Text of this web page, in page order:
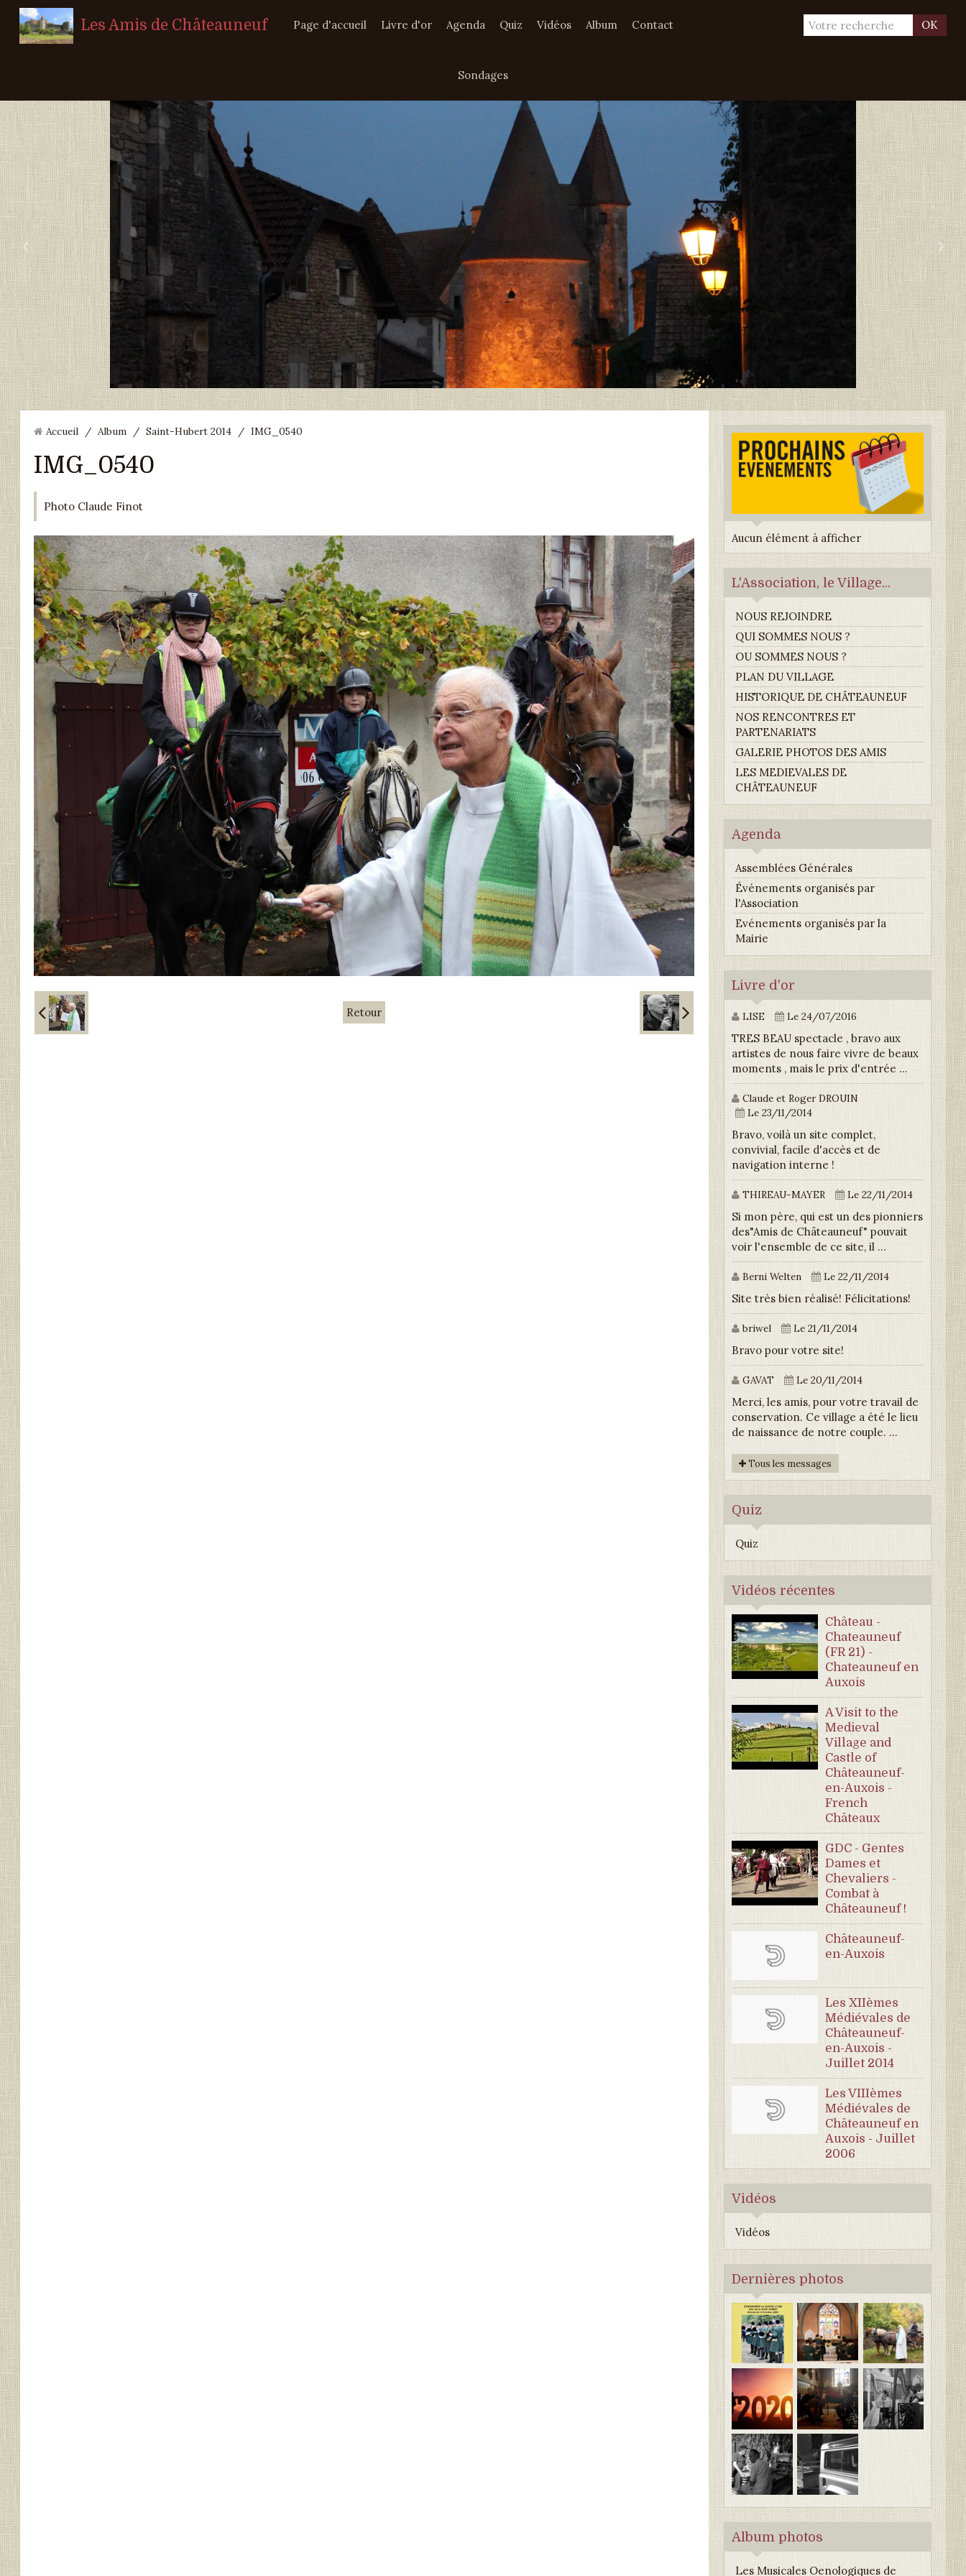
Les Amis de Châteauneuf OK
Page d'accueil Livre d'or Agenda Quiz Vidéos Album Contact
Sondages
‹ ›
Accueil / Album / Saint-Hubert 2014 / IMG_0540
IMG_0540
Photo Claude Finot
Retour
Aucun élément à afficher
L'Association, le Village...
NOUS REJOINDRE
QUI SOMMES NOUS ?
OU SOMMES NOUS ?
PLAN DU VILLAGE
HISTORIQUE DE CHÂTEAUNEUF
NOS RENCONTRES ET
PARTENARIATS
GALERIE PHOTOS DES AMIS
LES MEDIEVALES DE
CHÂTEAUNEUF
Agenda
Assemblées Générales
Événements organisés par
l'Association
Evénements organisés par la
Mairie
Livre d'or
LISE Le 24/07/2016
TRES BEAU spectacle , bravo aux
artistes de nous faire vivre de beaux
moments , mais le prix d'entrée ...
Claude et Roger DROUIN
Le 23/11/2014
Bravo, voilà un site complet,
convivial, facile d'accès et de
navigation interne !
THIREAU-MAYER Le 22/11/2014
Si mon père, qui est un des pionniers
des"Amis de Châteauneuf" pouvait
voir l'ensemble de ce site, il ...
Berni Welten Le 22/11/2014
Site très bien réalisé! Félicitations!
briwel Le 21/11/2014
Bravo pour votre site!
GAVAT Le 20/11/2014
Merci, les amis, pour votre travail de
conservation. Ce village a été le lieu
de naissance de notre couple. ...
Tous les messages
Quiz
Quiz
Vidéos récentes
Château -
Chateauneuf
(FR 21) -
Chateauneuf en
Auxois
A Visit to the
Medieval
Village and
Castle of
Châteauneuf-
en-Auxois -
French
Châteaux
GDC - Gentes
Dames et
Chevaliers -
Combat à
Châteauneuf !
Châteauneuf-
en-Auxois
Les XIIèmes
Médiévales de
Châteauneuf-
en-Auxois -
Juillet 2014
Les VIIIèmes
Médiévales de
Châteauneuf en
Auxois - Juillet
2006
Vidéos
Vidéos
Dernières photos
Album photos
Les Musicales Oenologiques de